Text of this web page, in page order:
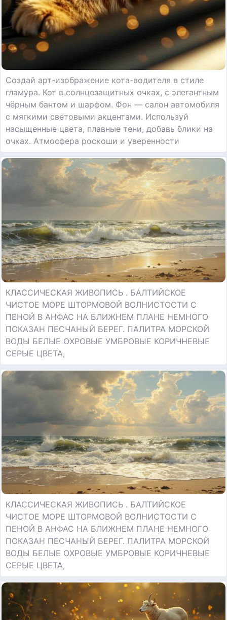
Создай арт-изображение кота-водителя в стиле
гламура. Кот в солнцезащитных очках, с элегантным
чёрным бантом и шарфом. Фон — салон автомобиля
с мягкими световыми акцентами. Используй
насыщенные цвета, плавные тени, добавь блики на
очках. Атмосфера роскоши и уверенности
КЛАССИЧЕСКАЯ ЖИВОПИСЬ . БАЛТИЙСКОЕ
ЧИСТОЕ МОРЕ ШТОРМОВОЙ ВОЛНИСТОСТИ С
ПЕНОЙ В АНФАС НА БЛИЖНЕМ ПЛАНЕ НЕМНОГО
ПОКАЗАН ПЕСЧАНЫЙ БЕРЕГ. ПАЛИТРА МОРСКОЙ
ВОДЫ БЕЛЫЕ ОХРОВЫЕ УМБРОВЫЕ КОРИЧНЕВЫЕ
СЕРЫЕ ЦВЕТА,
КЛАССИЧЕСКАЯ ЖИВОПИСЬ . БАЛТИЙСКОЕ
ЧИСТОЕ МОРЕ ШТОРМОВОЙ ВОЛНИСТОСТИ С
ПЕНОЙ В АНФАС НА БЛИЖНЕМ ПЛАНЕ НЕМНОГО
ПОКАЗАН ПЕСЧАНЫЙ БЕРЕГ. ПАЛИТРА МОРСКОЙ
ВОДЫ БЕЛЫЕ ОХРОВЫЕ УМБРОВЫЕ КОРИЧНЕВЫЕ
СЕРЫЕ ЦВЕТА,